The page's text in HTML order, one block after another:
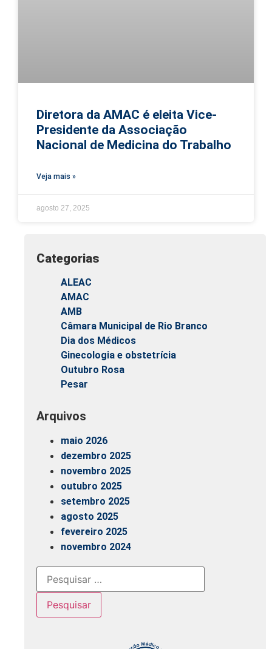
Diretora da AMAC é eleita Vice-
Presidente da Associação
Nacional de Medicina do Trabalho
Veja mais »
agosto 27, 2025
Categorias
ALEAC
AMAC
AMB
Câmara Municipal de Rio Branco
Dia dos Médicos
Ginecologia e obstetrícia
Outubro Rosa
Pesar
Arquivos
maio 2026
dezembro 2025
novembro 2025
outubro 2025
setembro 2025
agosto 2025
fevereiro 2025
novembro 2024